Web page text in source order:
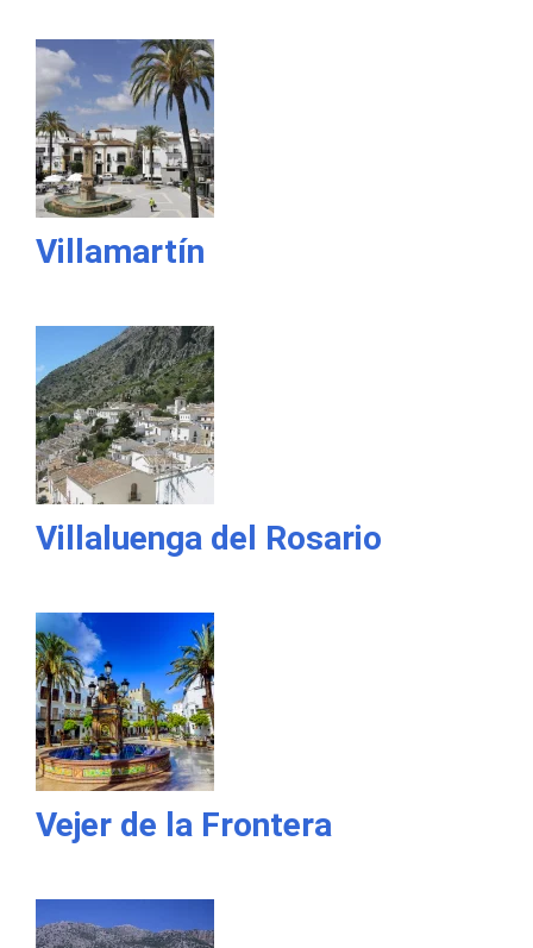
Villamartín
Villaluenga del Rosario
Vejer de la Frontera